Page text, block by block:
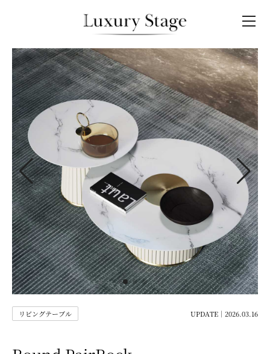
リビングテーブル UPDATE｜2026.03.16